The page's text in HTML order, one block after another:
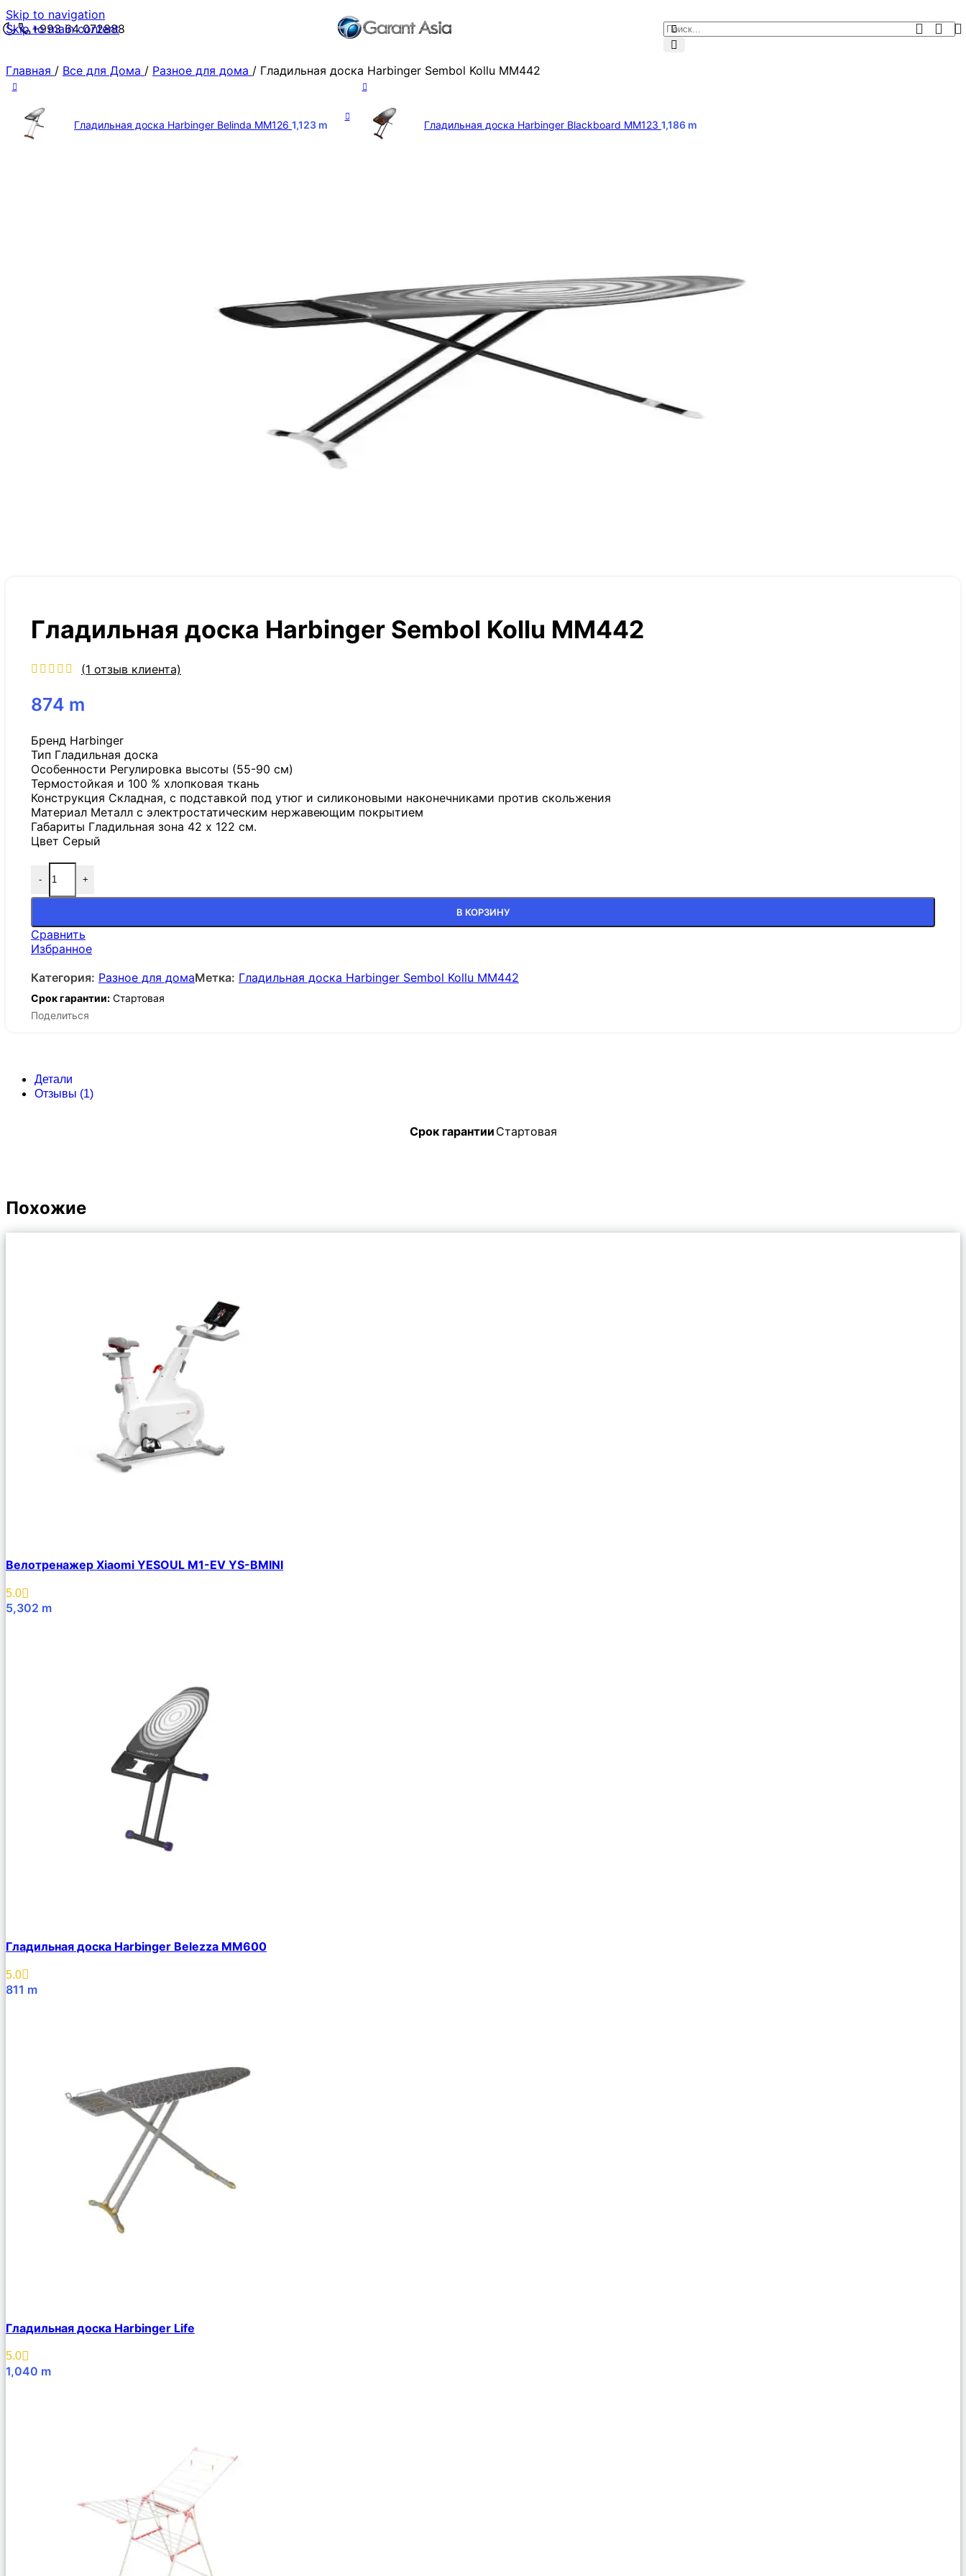
Skip to navigation
Skip to main content
+993 64 072888
Главная / Все для Дома / Разное для дома / Гладильная доска Harbinger Sembol Kollu MM442
Гладильная доска Harbinger Belinda MM126 1,123 m Гладильная доска Harbinger Blackboard MM123 1,186 m
Гладильная доска Harbinger Sembol Kollu MM442
(1 отзыв клиента)
874 m
Бренд Harbinger
Тип Гладильная доска
Особенности Регулировка высоты (55-90 см)
Термостойкая и 100 % хлопковая ткань
Конструкция Складная, с подставкой под утюг и силиконовыми наконечниками против скольжения
Материал Металл с электростатическим нержавеющим покрытием
Габариты Гладильная зона 42 x 122 см.
Цвет Серый
- +
В КОРЗИНУ
Сравнить
Избранное
Категория: Разное для домаМетка: Гладильная доска Harbinger Sembol Kollu MM442
Срок гарантии: Стартовая
Поделиться
Детали
Отзывы (1)
Срок гарантии Стартовая
Похожие
Велотренажер Xiaomi YESOUL M1-EV YS-BMINI
5.0
5,302 m
Гладильная доска Harbinger Belezza MM600
5.0
811 m
Гладильная доска Harbinger Life
5.0
1,040 m